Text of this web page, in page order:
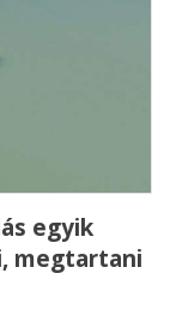
egyik
megtartani